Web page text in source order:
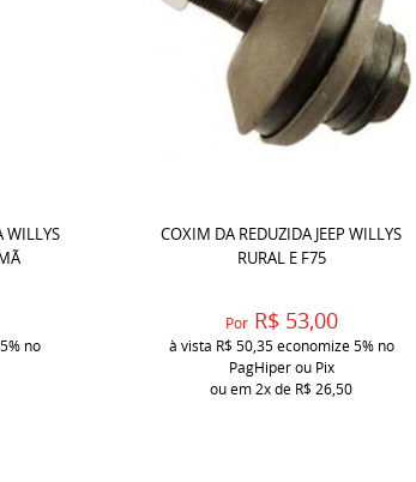
WILLYS
5% no
COXIM DA REDUZIDA JEEP WILLYS
RURAL E F75
Por R$ 53,00
à vista R$ 50,35economize5% no
PagHiper ou Pix
ou em 2xde R$ 26,50